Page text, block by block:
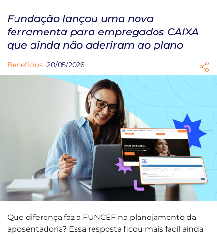
Fundação lançou uma nova
ferramenta para empregados CAIXA
que ainda não aderiram ao plano
Benefícios -20/05/2026
Que diferença faz a FUNCEF no planejamento da
aposentadoria? Essa resposta ficou mais fácil ainda